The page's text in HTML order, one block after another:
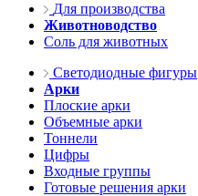
Для производства
Животноводство
Соль для животных
Светодиодные фигуры
Арки
Плоские арки
Объемные арки
Тоннели
Цифры
Входные группы
Готовые решения арки